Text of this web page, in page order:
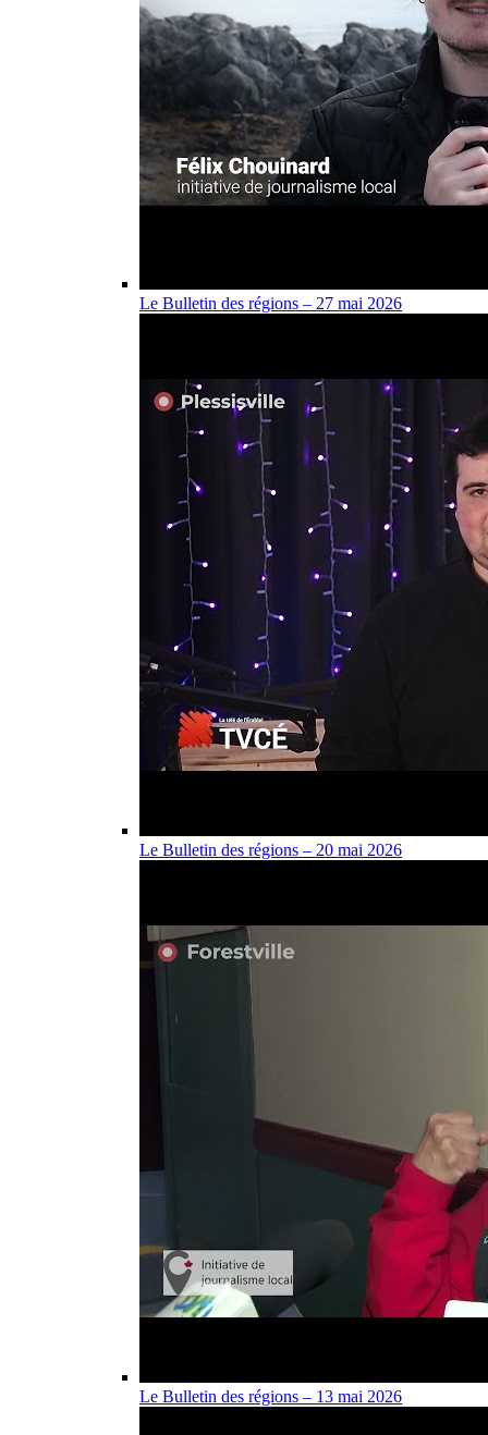
Le Bulletin des régions – 27 mai 2026
Le Bulletin des régions – 20 mai 2026
Le Bulletin des régions – 13 mai 2026